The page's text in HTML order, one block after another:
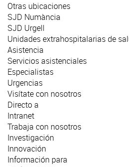
Otras ubicaciones
SJD Numància
SJD Urgell
Unidades extrahospitalarias de
Asistencia
Servicios asistenciales
Especialistas
Urgencias
Visítate con nosotros
Directo a
Intranet
Trabaja con nosotros
Investigación
Innovación
Información para